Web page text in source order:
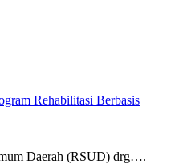
Rehabilitasi Berbasis
Daerah (RSUD) drg….